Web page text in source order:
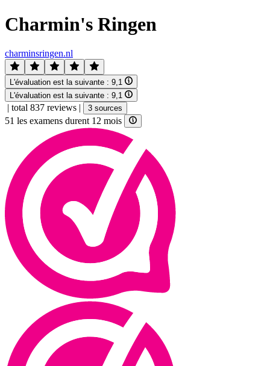
Charmin's Ringen
charminsringen.nl
L'évaluation est la suivante : 9,1
L'évaluation est la suivante : 9,1
| total 837 reviews | 3 sources
51 les examens durent 12 mois